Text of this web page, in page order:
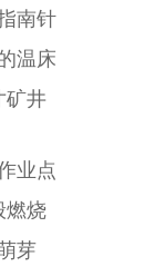
南针
温床
矿井
业点
燃烧
芽